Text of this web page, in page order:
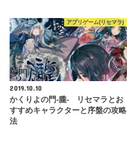
アプリゲーム(リセマラ)
2019.10.10
かくりよの門-朧- リセマラとお
すすめキャラクターと序盤の攻略
法